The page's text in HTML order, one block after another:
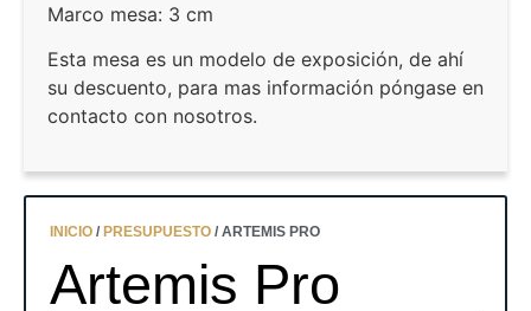
Marco mesa: 3 cm
Esta mesa es un modelo de exposición, de ahí
su descuento, para mas información póngase en
contacto con nosotros.
INICIO / PRESUPUESTO / ARTEMIS PRO
Artemis Pro